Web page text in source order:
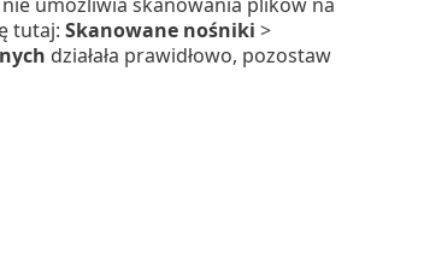
tutaj: Skanowane nośniki >
działała prawidłowo, pozostaw